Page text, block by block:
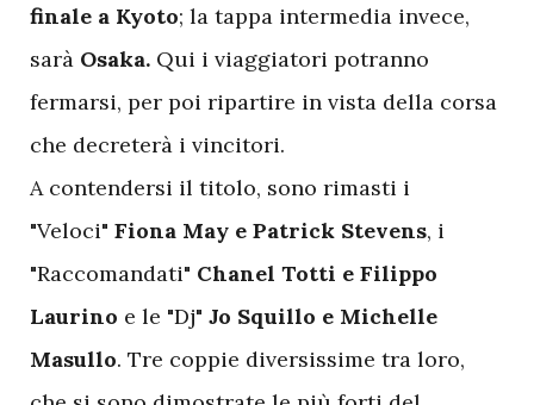
finale a Kyoto; la tappa intermedia invece,
sarà Osaka. Qui i viaggiatori potranno
fermarsi, per poi ripartire in vista della corsa
che decreterà i vincitori.
A contendersi il titolo, sono rimasti i
"Veloci" Fiona May e Patrick Stevens, i
"Raccomandati" Chanel Totti e Filippo
Laurino e le "Dj" Jo Squillo e Michelle
Masullo. Tre coppie diversissime tra loro,